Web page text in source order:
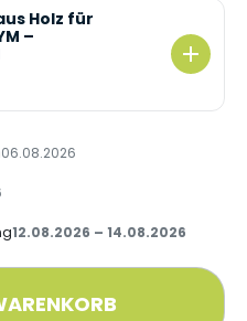
Holz für
–
06.08.2026
12.08.2026 – 14.08.2026